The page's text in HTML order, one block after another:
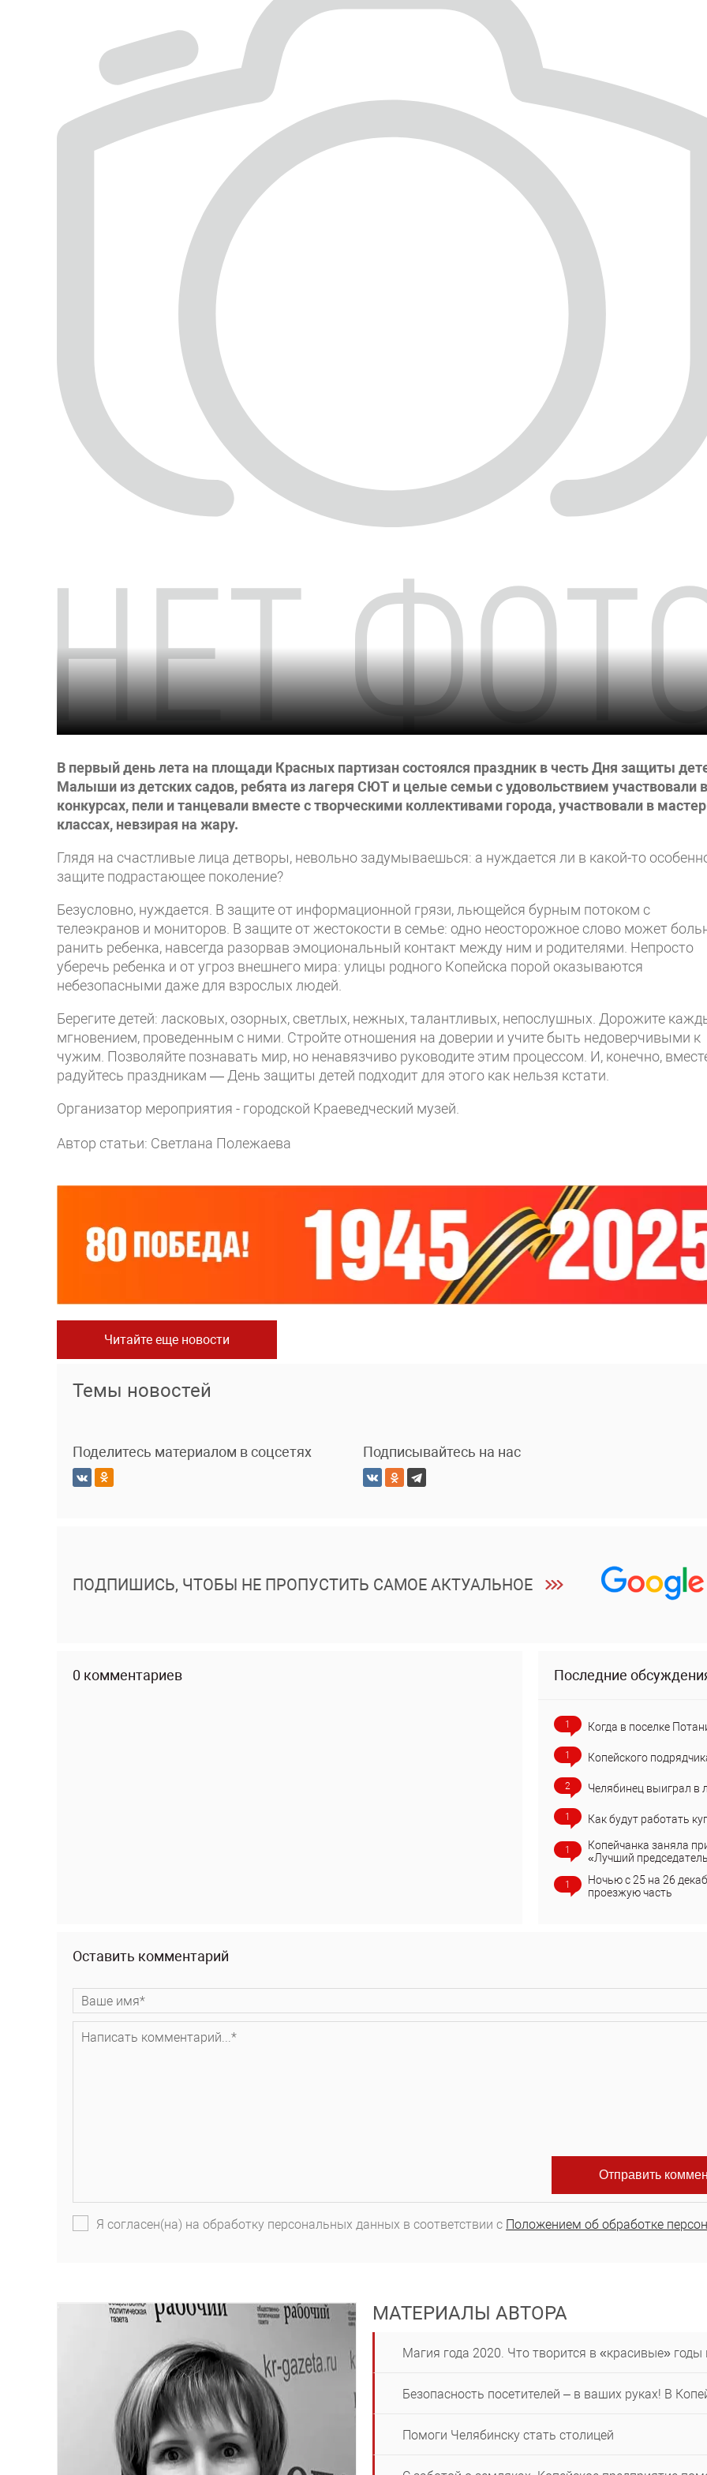
В первый день лета на площади Красных партизан состоялся праздник в честь Дня защиты
Малыши из детских садов, ребята из лагеря СЮТ и целые семьи с удовольствием участвовали в
конкурсах, пели и танцевали вместе с творческими коллективами города, участвовали в
классах, невзирая на жару.
Глядя на счастливые лица детворы, невольно задумываешься: а нуждается ли в какой-то
защите подрастающее поколение?
Безусловно, нуждается. В защите от информационной грязи, льющейся бурным потоком с
телеэкранов и мониторов. В защите от жестокости в семье: одно неосторожное слово может
ранить ребенка, навсегда разорвав эмоциональный контакт между ним и родителями. Непросто
уберечь ребенка и от угроз внешнего мира: улицы родного Копейска порой оказываются
небезопасными даже для взрослых людей.
Берегите детей: ласковых, озорных, светлых, нежных, талантливых, непослушных. Дорожите
мгновением, проведенным с ними. Стройте отношения на доверии и учите быть недоверчивыми к
чужим. Позволяйте познавать мир, но ненавязчиво руководите этим процессом. И, конечно,
радуйтесь праздникам — День защиты детей подходит для этого как нельзя кстати.
Организатор мероприятия - городской Краеведческий музей.
Автор статьи: Светлана Полежаева
Читайте еще новости
Темы новостей
Поделитесь материалом в соцсетях Подписывайтесь на нас
ПОДПИШИСЬ, ЧТОБЫ НЕ ПРОПУСТИТЬ САМОЕ АКТУАЛЬНОЕ
0 комментариев Последние
1 Когда в поселке
1 Копейского
2 Челябинец выиграл в
1 Как будут работать
1
Копейчанка заняла
«Лучший
1
Ночью с 25 на 26
проезжую часть
Оставить комментарий
Я согласен(на) на обработку персональных данных в соответствии с Положением об обработке
МАТЕРИАЛЫ АВТОРА
Магия года 2020. Что творится в «красивые»
Безопасность посетителей – в ваших руках! В
Помоги Челябинску стать столицей